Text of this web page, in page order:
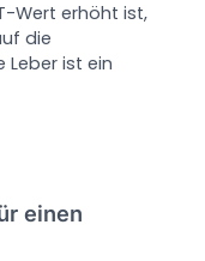
Wert erhöht ist,
die
Leber ist ein
einen